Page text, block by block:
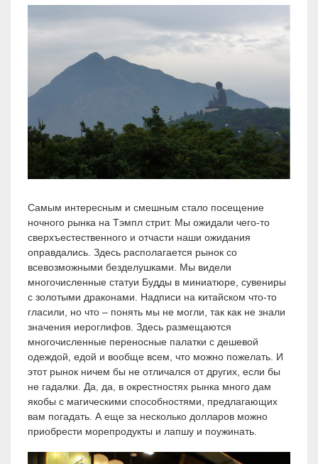
Самым интересным и смешным стало посещение
ночного рынка на Тэмпл стрит. Мы ожидали чего-то
сверхъестественного и отчасти наши ожидания
оправдались. Здесь располагается рынок со
всевозможными безделушками. Мы видели
многочисленные статуи Будды в миниатюре, сувениры
с золотыми драконами. Надписи на китайском что-то
гласили, но что – понять мы не могли, так как не знали
значения иероглифов. Здесь размещаются
многочисленные переносные палатки с дешевой
одеждой, едой и вообще всем, что можно пожелать. И
этот рынок ничем бы не отличался от других, если бы
не гадалки. Да, да, в окрестностях рынка много дам
якобы с магическими способностями, предлагающих
вам погадать. А еще за несколько долларов можно
приобрести морепродукты и лапшу и поужинать.